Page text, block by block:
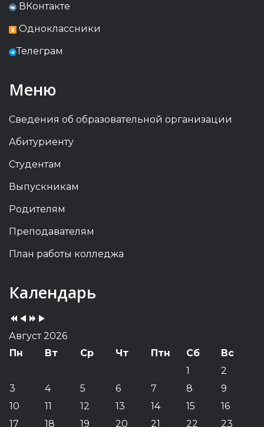
ВКонтакте
Одноклассники
Телеграм
Меню
Сведения об образовательной организации
Абитуриенту
Студентам
Выпускникам
Родителям
Преподавателям
План работы колледжа
Календарь
Previous
Year
Previous
Month
YearMonth
Август 2026
Пн
Вт Ср Чт Птн Сб
Вс
1
2
3
4 5 6 7 8
9
10
11 12 13 14 15
16
17
18 19 20 21 22 23